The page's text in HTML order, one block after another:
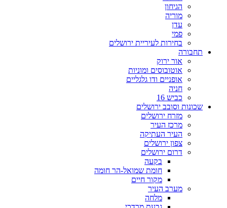
הגיחון
מוריה
עדן
פמי
בחירות לעיריית ירושלים
תחבורה
אור ירוק
אוטובוסים ומוניות
אופניים ודו גלגליים
חניה
כביש 16
שכונות וסובב ירושלים
מזרח ירושלים
מרכז העיר
העיר העתיקה
צפון ירושלים
דרום ירושלים
בקעה
חומת שמואל-הר חומה
מקור חיים
מערב העיר
מלחה